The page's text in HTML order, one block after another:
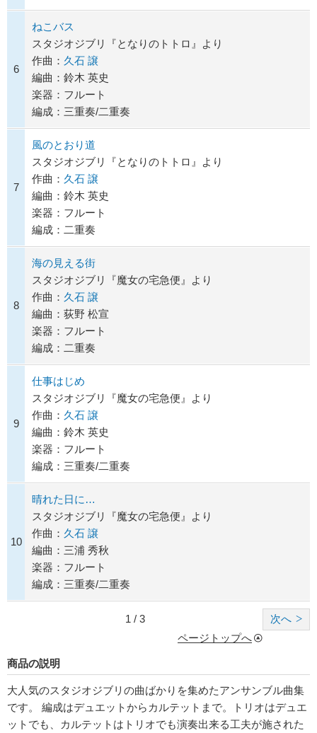
6
ねこバス
スタジオジブリ『となりのトトロ』より
作曲： 久石 譲
編曲：鈴木 英史
楽器：フルート
編成：三重奏/二重奏
7
風のとおり道
スタジオジブリ『となりのトトロ』より
作曲： 久石 譲
編曲：鈴木 英史
楽器：フルート
編成：二重奏
8
海の見える街
スタジオジブリ『魔女の宅急便』より
作曲： 久石 譲
編曲：荻野 松宣
楽器：フルート
編成：二重奏
9
仕事はじめ
スタジオジブリ『魔女の宅急便』より
作曲： 久石 譲
編曲：鈴木 英史
楽器：フルート
編成：三重奏/二重奏
10
晴れた日に…
スタジオジブリ『魔女の宅急便』より
作曲： 久石 譲
編曲：三浦 秀秋
楽器：フルート
編成：三重奏/二重奏
次へ
1 / 3
ページトップへ
商品の説明
大人気のスタジオジブリの曲ばかりを集めたアンサンブル曲集
です。 編成はデュエットからカルテットまで。トリオはデュエ
ットでも、カルテットはトリオでも演奏出来る工夫が施された